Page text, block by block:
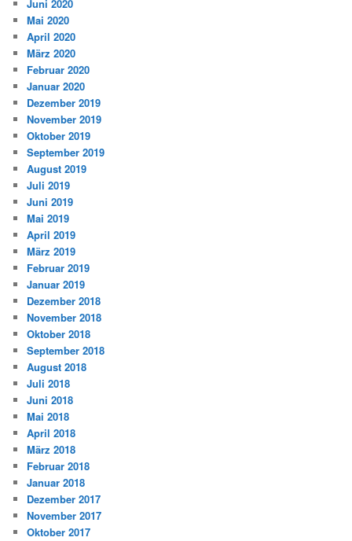
Juni 2020
Mai 2020
April 2020
März 2020
Februar 2020
Januar 2020
Dezember 2019
November 2019
Oktober 2019
September 2019
August 2019
Juli 2019
Juni 2019
Mai 2019
April 2019
März 2019
Februar 2019
Januar 2019
Dezember 2018
November 2018
Oktober 2018
September 2018
August 2018
Juli 2018
Juni 2018
Mai 2018
April 2018
März 2018
Februar 2018
Januar 2018
Dezember 2017
November 2017
Oktober 2017